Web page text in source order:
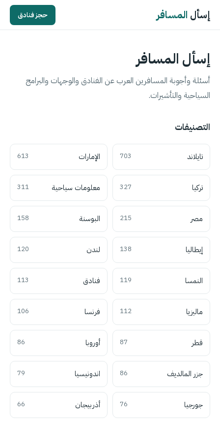
إسأل المسافر حجز فنادق
إسأل المسافر
أسئلة وأجوبة المسافرين العرب عن الفنادق والوجهات والبرامج
السياحية والتأشيرات.
التصنيفات
تايلاند 703 الإمارات 613
تركيا 327 معلومات سياحية 311
مصر 215 البوسنة 158
إيطاليا 138 لندن 120
النمسا 119 فنادق 113
ماليزيا 112 فرنسا 106
قطر 87 أوروبا 86
جزر المالديف 86 اندونيسيا 79
جورجيا 76 أذربيجان 66